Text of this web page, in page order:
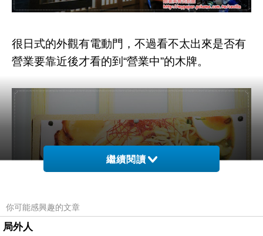
很日式的外觀有電動門，不過看不太出來是否有
營業要靠近後才看的到“營業中”的木牌。
繼續閱讀
你可能感興趣的文章
局外人